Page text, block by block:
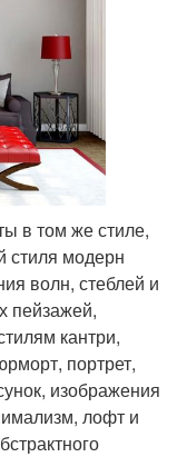
в том же стиле,
стиля модерн
волн, стеблей и
пейзажей,
кантри,
портрет,
изображения
лофт и